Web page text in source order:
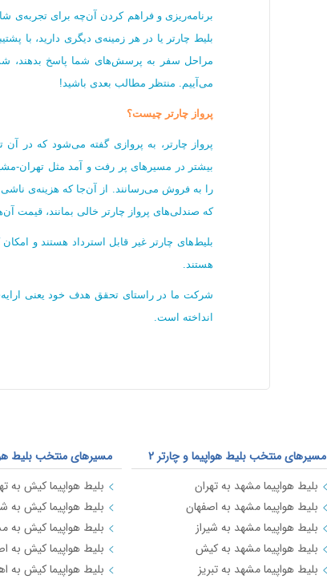
برنامه‌ریزی و فراهم کردن آن‌چه برای تجربه‌ی
بلیط چارتر یا در هر زمینه‌ی دیگری دارید، با
مراحل سفر به پرسش‌های شما پاسخ بدهند، شما
می‌آییم. منتظر مطالب بعدی باشید!
پرواز چارتر چیست؟
پرواز چارتر، به پروازی گفته می‌شود که در
بیشتر در مسیرهای پر رفت و آمد مثل تهران-
را به فروش می‌رسانند. از آن‌جا که هزینه‌ی
که صندلی‌های پرواز چارتر خالی بمانند، قیمت
بلیط‌های چارتر غیر قابل استرداد هستند و
هستند.
شرکت ما در راستای تحقق هدف خود یعنی
انداخته است.
مسیرهای منتخب بلیط هواپیما و چارتر 2
بلیط هواپیما مشهد به تهران
بلیط هواپیما مشهد به اصفهان
بلیط هواپیما مشهد به شیراز
بلیط هواپیما مشهد به کیش
بلیط هواپیما مشهد به تبریز
مسیرهای منتخب بلیط
بلیط هواپیما کیش به
بلیط هواپیما کیش به
بلیط هواپیما کیش به
بلیط هواپیما کیش به
بلیط هواپیما کیش به